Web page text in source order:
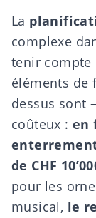
La
complexe
tenir compte
éléments de
dessus sont
coûteux :en
de CHF
pour les
musical, le